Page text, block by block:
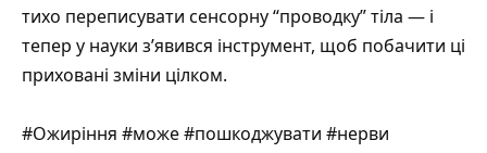
тихо переписувати сенсорну “проводку” тіла — і
тепер у науки з’явився інструмент, щоб побачити ці
приховані зміни цілком.
#Ожиріння #може #пошкоджувати #нерви